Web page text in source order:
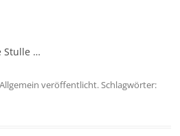
Stulle …
veröffentlicht. Schlagwörter: